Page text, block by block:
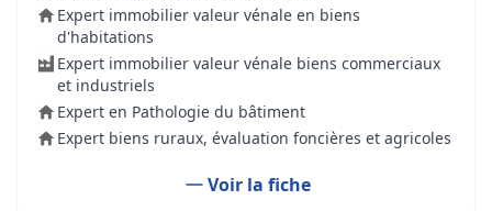
Expert immobilier valeur vénale en biens
d'habitations
Expert immobilier valeur vénale biens commerciaux
et industriels
Expert en Pathologie du bâtiment
Expert biens ruraux, évaluation foncières et agricoles
Voir la fiche